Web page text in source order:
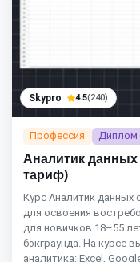
Skypro 4.5(240)
Профессия Диплом
Аналитик
тариф)
Курс Аналитик данных
для освоения
для новичков 18–55
бэкграунда. На курсе
аналитика: Excel,